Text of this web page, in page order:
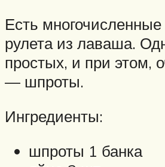
Есть
рулета из лаваша.
простых, и при этом,
— шпроты.
Ингредиенты:
шпроты 1 банка